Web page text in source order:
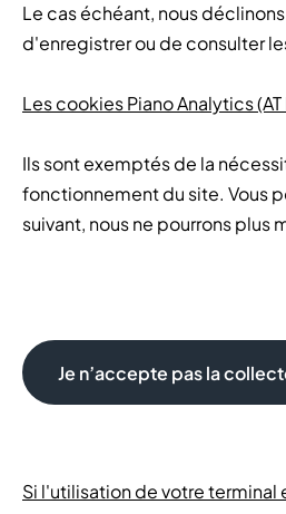
Le cas échéant, nous
d'enregistrer ou de consulter
Les cookies Piano Analytics
Ils sont exemptés de la
fonctionnement du site. Vous
suivant, nous ne pourrons plus
Je n’accepte pas la
Si l'utilisation de votre